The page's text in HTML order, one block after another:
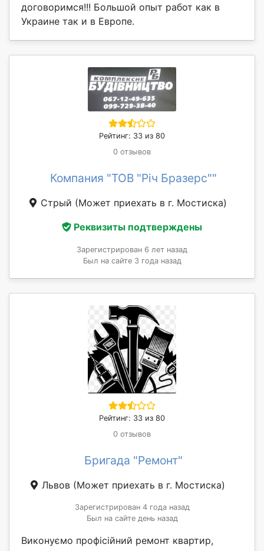
договоримся!!! Большой опыт работ как в
Украине так и в Европе.
Рейтинг: 33 из 80
0 отзывов
Компания "ТОВ "Річ Бразерс""
Стрый (Может приехать в г. Мостиска)
Реквизиты подтверждены
Зарегистрирован 6 лет назад
Был на сайте 3 года назад
Рейтинг: 33 из 80
0 отзывов
Бригада "Ремонт"
Львов (Может приехать в г. Мостиска)
Зарегистрирован 4 года назад
Был на сайте день назад
Виконуємо профісійний ремонт квартир,